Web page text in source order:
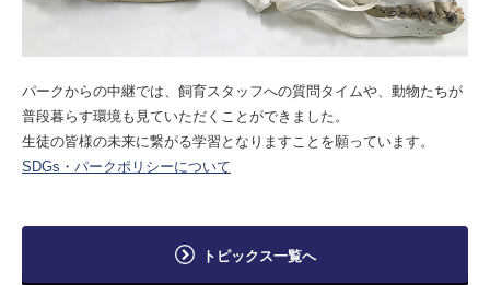
パークからの中継では、飼育スタッフへの質問タイムや、動物たちが
普段暮らす環境も見ていただくことができました。
生徒の皆様の未来に繋がる学習となりますことを願っています。
SDGs・パークポリシーについて
トピックス一覧へ